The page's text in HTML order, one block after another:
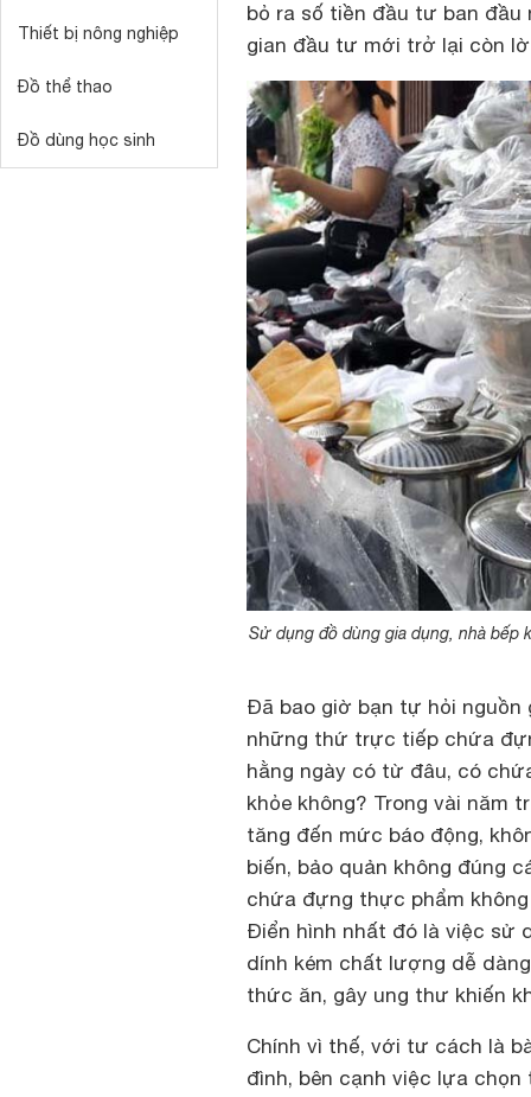
Thiết bị nông nghiệp
Đồ thể thao
Đồ dùng học sinh
bỏ ra số tiền đầu tư ban
gian đầu tư mới trở lại còn
Sử dụng đồ dùng gia dụng, nhà bếp
Đã bao giờ bạn tự hỏi nguồn
những thứ trực tiếp chứa
hằng ngày có từ đâu, có
khỏe không? Trong vài năm
tăng đến mức báo động,
biến, bảo quản không đúng
chứa đựng thực phẩm
Điển hình nhất đó là việc sử
dính kém chất lượng dễ
thức ăn, gây ung thư khiến
Chính vì thế, với tư cách là
đình, bên cạnh việc lựa